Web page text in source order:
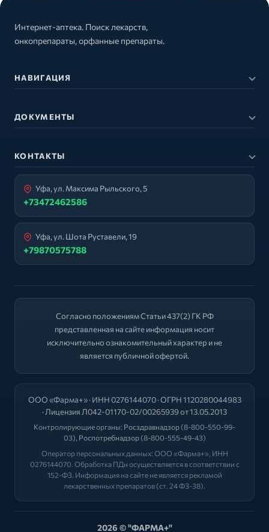
Интернет-аптека. Поиск лекарств,
онкопрепараты, орфанные препараты.
НАВИГАЦИЯ
ДОКУМЕНТЫ
КОНТАКТЫ
Уфа, ул. Максима Рыльского, 5
+73472462586
Уфа, ул. Шота Руставели, 19
+79870575788
Согласно положениям Статьи 437(2) ГК РФ
представленная на сайте информация носит
исключительно ознакомительный характер и не
является публичной офертой.
ООО «Фарма+» · ИНН 0276144070 · ОГРН 1120280044983
· Лицензия Л042-01170-02/00265939 от 13.05.2013
Контролирующие органы: Росздравнадзор(8-800-550-99-
03), Роспотребнадзор(8-800-555-49-43)
Оператор персональных данных: ООО «Фарма+», ИНН
0276144070. Обработка ПДн осуществляется в соответствии с
152-ФЗ. Информация на сайте не является рекламой
лекарственных препаратов (ст. 24 ФЗ-38).
2026 © "ФАРМА+"